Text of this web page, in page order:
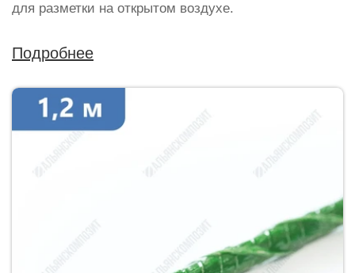
для разметки на открытом воздухе.
Подробнее